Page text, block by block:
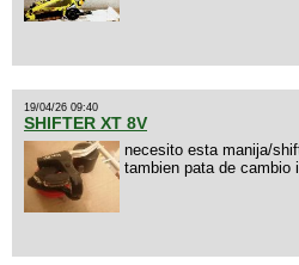
19/04/26 09:40
SHIFTER XT 8V
necesito esta manija/
tambien pata de cambio